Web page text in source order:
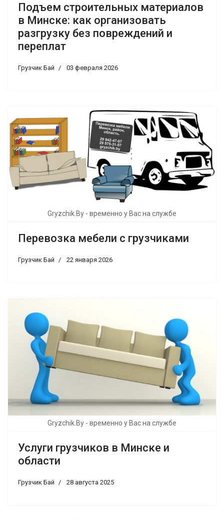
Подъем строительных материалов
в Минске: как организовать
разгрузку без повреждений и
переплат
Грузчик Бай 03 февраля 2026
Gryzchik.By - временно у Вас на службе
Перевозка мебели с грузчиками
Грузчик Бай 22 января 2026
Gryzchik.By - временно у Вас на службе
Услуги грузчиков в Минске и
области
Грузчик Бай 28 августа 2025